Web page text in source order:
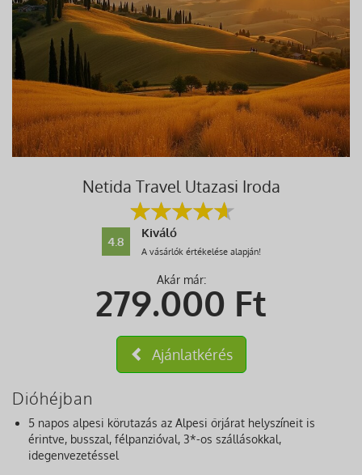
Netida Travel Utazasi Iroda
4.8
Kiváló
A vásárlók értékelése alapján!
Akár már:
279.000 Ft
Ajánlatkérés
Dióhéjban
5 napos alpesi körutazás az Alpesi őrjárat helyszíneit is
érintve, busszal, félpanzióval, 3*-os szállásokkal,
idegenvezetéssel